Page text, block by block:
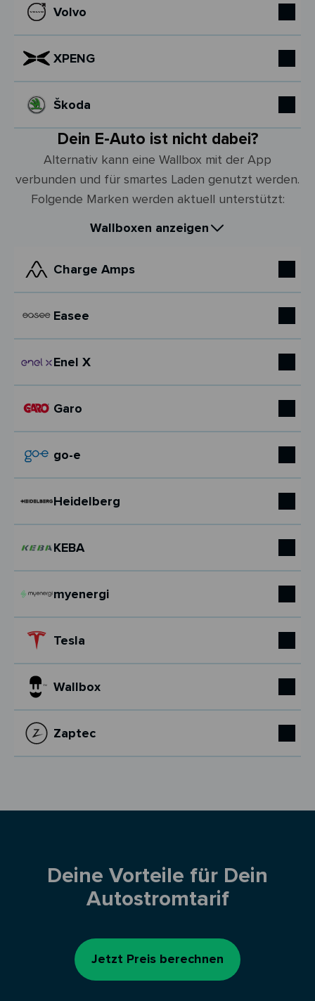
Volvo
XPENG
Škoda
Dein E-Auto ist nicht dabei?
Alternativ kann eine Wallbox mit der App
verbunden und für smartes Laden genutzt werden.
Folgende Marken werden aktuell unterstützt:
Wallboxen anzeigen
Charge Amps
Easee
Enel X
Garo
go-e
Heidelberg
KEBA
myenergi
Tesla
Wallbox
Zaptec
Deine Vorteile für Dein
Autostromtarif
Jetzt Preis berechnen